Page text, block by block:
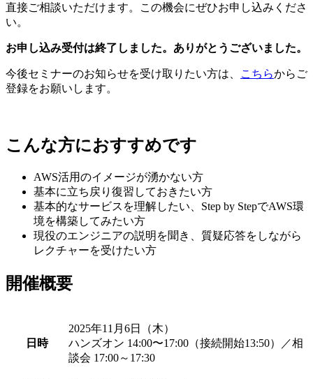
直接ご相談いただけます。この機会にぜひお申し込みくださ
い。
お申し込み受付は終了しました。ありがとうございました。
今後セミナーのお知らせを受け取りたい方は、 こちらからご
登録をお願いします。
こんな方におすすめです
AWS活用のイメージが湧かない方
基本に立ち戻り復習しておきたい方
基本的なサービスを理解したい、Step by StepでAWS環
境を構築してみたい方
現役のエンジニアの説明を聞き、質疑応答をしながら
レクチャーを受けたい方
開催概要
日時
2025年11月6日（木）
ハンズオン 14:00〜17:00（接続開始13:50）／相
談会 17:00～17:30